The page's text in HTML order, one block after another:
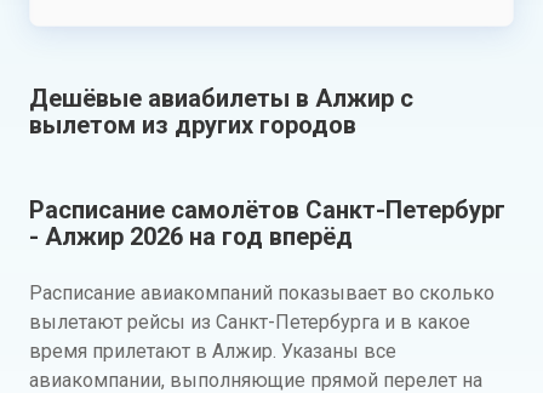
Дешёвые авиабилеты в Алжир с
вылетом из других городов
Расписание самолётов Санкт-Петербург
- Алжир 2026 на год вперёд
Расписание авиакомпаний показывает во сколько
вылетают рейсы из Санкт-Петербурга и в какое
время прилетают в Алжир. Указаны все
авиакомпании, выполняющие прямой перелет на